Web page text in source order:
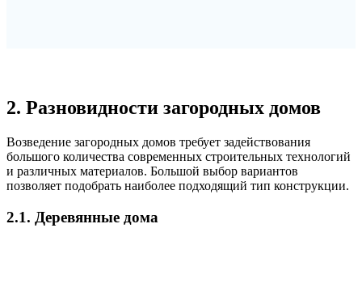
2. Разновидности загородных домов
Возведение загородных домов требует задействования
большого количества современных строительных технологий
и различных материалов. Большой выбор вариантов
позволяет подобрать наиболее подходящий тип конструкции.
2.1. Деревянные дома